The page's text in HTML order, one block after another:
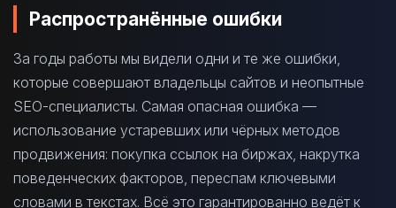
Распространённые ошибки
За годы работы мы видели одни и те же ошибки,
которые совершают владельцы сайтов и неопытные
SEO-специалисты. Самая опасная ошибка —
использование устаревших или чёрных методов
продвижения: покупка ссылок на биржах, накрутка
поведенческих факторов, переспам ключевыми
словами в текстах. Всё это гарантированно ведёт к